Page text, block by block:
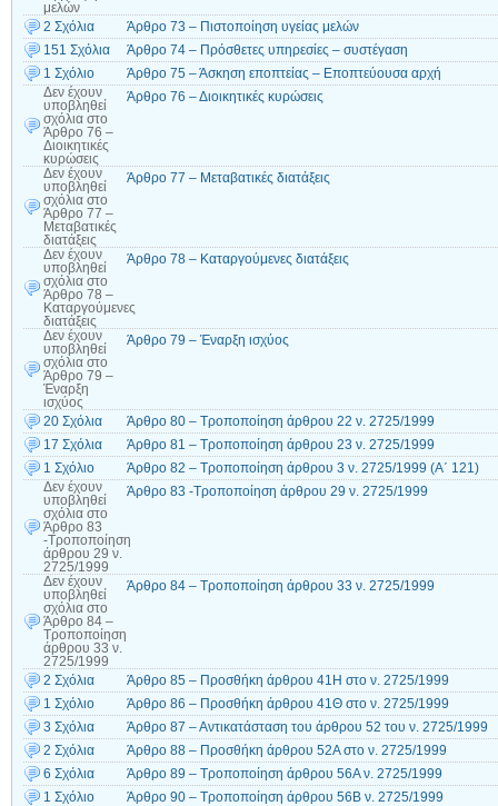
μελών
2 Σχόλια
Άρθρο 73 – Πιστοποίηση υγείας μελών
151 Σχόλια
Άρθρο 74 – Πρόσθετες υπηρεσίες – συστέγαση
1 Σχόλιο
Άρθρο 75 – Άσκηση εποπτείας – Εποπτεύουσα αρχή
Δεν έχουν
υποβληθεί
σχόλια στο
Άρθρο 76 –
Διοικητικές
κυρώσεις
Άρθρο 76 – Διοικητικές κυρώσεις
Δεν έχουν
υποβληθεί
σχόλια στο
Άρθρο 77 –
Μεταβατικές
διατάξεις
Άρθρο 77 – Μεταβατικές διατάξεις
Δεν έχουν
υποβληθεί
σχόλια στο
Άρθρο 78 –
Καταργούμενες
διατάξεις
Άρθρο 78 – Καταργούμενες διατάξεις
Δεν έχουν
υποβληθεί
σχόλια στο
Άρθρο 79 –
Έναρξη
ισχύος
Άρθρο 79 – Έναρξη ισχύος
20 Σχόλια
Άρθρο 80 – Τροποποίηση άρθρου 22 ν. 2725/1999
17 Σχόλια
Άρθρο 81 – Τροποποίηση άρθρου 23 ν. 2725/1999
1 Σχόλιο
Άρθρο 82 – Τροποποίηση άρθρου 3 ν. 2725/1999 (Α΄ 121)
Δεν έχουν
υποβληθεί
σχόλια στο
Άρθρο 83
-Τροποποίηση
άρθρου 29 ν.
2725/1999
Άρθρο 83 -Τροποποίηση άρθρου 29 ν. 2725/1999
Δεν έχουν
υποβληθεί
σχόλια στο
Άρθρο 84 –
Τροποποίηση
άρθρου 33 ν.
2725/1999
Άρθρο 84 – Τροποποίηση άρθρου 33 ν. 2725/1999
2 Σχόλια
Άρθρο 85 – Προσθήκη άρθρου 41Η στο ν. 2725/1999
1 Σχόλιο
Άρθρο 86 – Προσθήκη άρθρου 41Θ στο ν. 2725/1999
3 Σχόλια
Άρθρο 87 – Αντικατάσταση του άρθρου 52 του ν. 2725/1999
2 Σχόλια
Άρθρο 88 – Προσθήκη άρθρου 52Α στο ν. 2725/1999
6 Σχόλια
Άρθρο 89 – Τροποποίηση άρθρου 56Α ν. 2725/1999
1 Σχόλιο
Άρθρο 90 – Τροποποίηση άρθρου 56Β ν. 2725/1999